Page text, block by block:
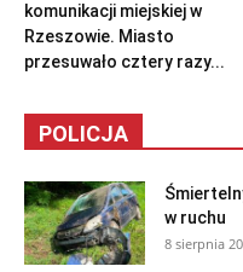
komunikacji miejskiej w
Rzeszowie. Miasto
przesuwało cztery razy...
POLICJA
w ruchu
8 sierpnia